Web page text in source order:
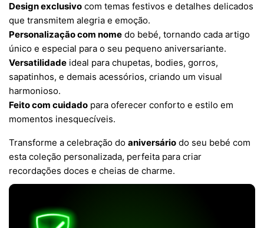
Design exclusivo com temas festivos e detalhes delicados
que transmitem alegria e emoção.
Personalização com nome do bebé, tornando cada artigo
único e especial para o seu pequeno aniversariante.
Versatilidade ideal para chupetas, bodies, gorros,
sapatinhos, e demais acessórios, criando um visual
harmonioso.
Feito com cuidado para oferecer conforto e estilo em
momentos inesquecíveis.
Transforme a celebração do aniversário do seu bebé com
esta coleção personalizada, perfeita para criar
recordações doces e cheias de charme.